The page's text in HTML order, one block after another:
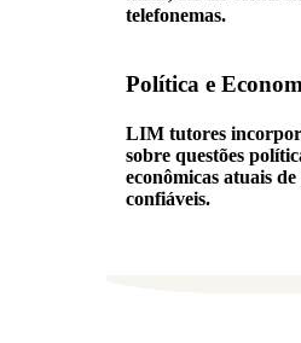
telefonemas.
Política e
LIM tutores
sobre questões
econômicas atuais
confiáveis.